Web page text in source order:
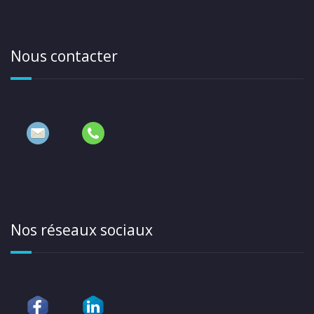
Nous contacter
Nos réseaux sociaux